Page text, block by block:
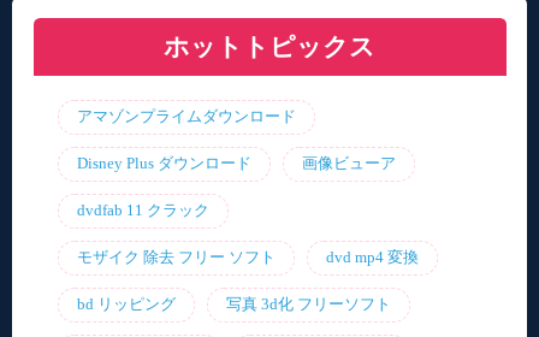
ホットトピックス
アマゾンプライムダウンロード
Disney Plus ダウンロード 画像ビューア
dvdfab 11 クラック
モザイク 除去 フリー ソフト dvd mp4 変換
bd リッピング 写真 3d化 フリーソフト